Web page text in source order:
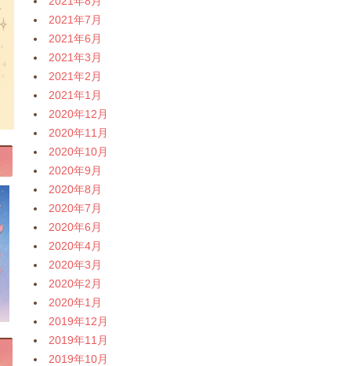
2021年7月
2021年6月
2021年3月
2021年2月
2021年1月
2020年12月
2020年11月
2020年10月
2020年9月
2020年8月
2020年7月
2020年6月
2020年4月
2020年3月
2020年2月
2020年1月
2019年12月
2019年11月
2019年10月